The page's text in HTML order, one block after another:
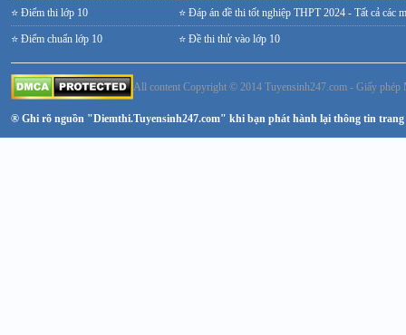
⭐ Điểm thi lớp 10
⭐ Điểm chuẩn lớp 10
⭐ Đáp án đề thi tốt nghiệp THPT 2024 - Tất cả các
⭐ Đề thi thử vào lớp 10
All content Copyright © 2014 Tuyensinh247.com - Giấy
® Ghi rõ nguồn "Diemthi.Tuyensinh247.com" khi bạn phát hành lại thông tin trang